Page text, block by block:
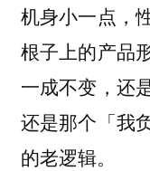
机身小一点，
根子上的产品
一成不变，还
还是那个「我
的老逻辑。